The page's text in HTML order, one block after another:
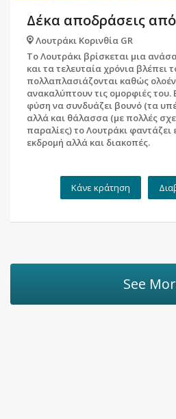
Δέκα αποδράσεις
Λουτράκι Κορινθία GR
Το Λουτράκι βρίσκεται μια
και τα τελευταία χρόνια βλέπει
πολλαπλασιάζονται καθώς
ανακαλύπτουν τις ομορφιές του.
φύση να συνδυάζει βουνό (τα
αλλά και θάλασσα (με πολλές
παραλίες) το Λουτράκι φαντάζει
εκδρομή αλλά και διακοπές.
Κάνε κράτηση
See